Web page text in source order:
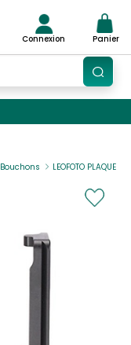
Connexion Panier
Bouchons LEOFOTO PLAQUE